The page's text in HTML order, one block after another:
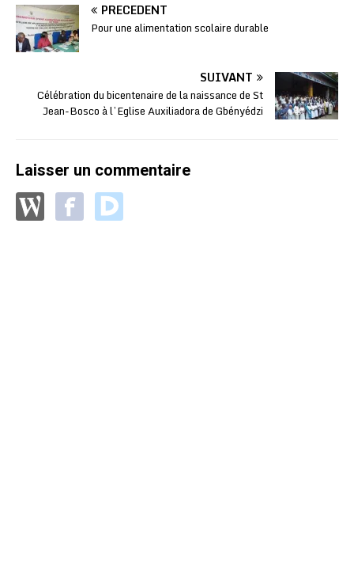
PRÉCÉDENT
Pour une alimentation scolaire durable
SUIVANT
Célébration du bicentenaire de la naissance de St
Jean-Bosco à l’Eglise Auxiliadora de Gbényédzi
Laisser un commentaire